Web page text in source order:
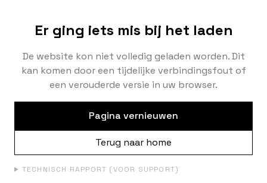
Er ging iets mis bij het laden
De website kon niet volledig geladen worden. Dit
kan komen door een tijdelijke verbindingsfout of
een verouderde versie in uw browser.
Pagina vernieuwen
Terug naar home
TECHNISCH RAPPORT (VOOR SUPPORT)